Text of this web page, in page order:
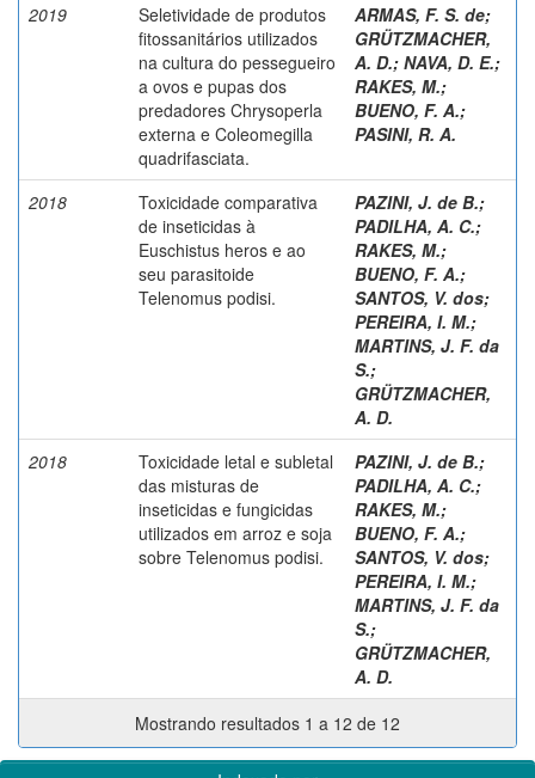
2019
Seletividade de produtos
fitossanitários utilizados
na cultura do pessegueiro
a ovos e pupas dos
predadores Chrysoperla
externa e Coleomegilla
quadrifasciata.
ARMAS, F. S. de;
GRÜTZMACHER,
A. D.; NAVA, D. E.;
RAKES, M.;
BUENO, F. A.;
PASINI, R. A.
2018
Toxicidade comparativa
de inseticidas à
Euschistus heros e ao
seu parasitoide
Telenomus podisi.
PAZINI, J. de B.;
PADILHA, A. C.;
RAKES, M.;
BUENO, F. A.;
SANTOS, V. dos;
PEREIRA, I. M.;
MARTINS, J. F. da
S.;
GRÜTZMACHER,
A. D.
2018
Toxicidade letal e subletal
das misturas de
inseticidas e fungicidas
utilizados em arroz e soja
sobre Telenomus podisi.
PAZINI, J. de B.;
PADILHA, A. C.;
RAKES, M.;
BUENO, F. A.;
SANTOS, V. dos;
PEREIRA, I. M.;
MARTINS, J. F. da
S.;
GRÜTZMACHER,
A. D.
Mostrando resultados 1 a 12 de 12